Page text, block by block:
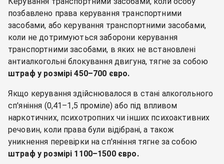
позбавлено права керування транспортними
засобами, або керування транспортними засобами,
коли не дотримуються заборони керування
транспортними засобами, в яких не встановлені
антиалкогольні блокування двигуна, тягне за собою
штраф у розмірі 450–700 євро.
Якщо керування здійснювалося в стані алкогольного
сп'яніння (0,41–1,5 проміле) або під впливом
наркотичних, психотропних чи інших психоактивних
речовин, коли права були відібрані, а також
уникнення перевірки на сп'яніння тягне за собою
штраф у розмірі 1100–1500 євро.